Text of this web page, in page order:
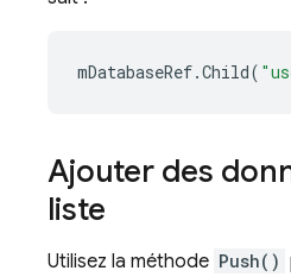
mDatabaseRef.Child(
Ajouter des
liste
Utilisez la méthode Push()